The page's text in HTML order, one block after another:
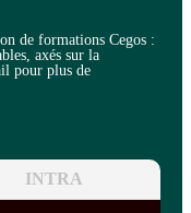
de formations Cegos :
axés sur la
pour plus de
INTRA